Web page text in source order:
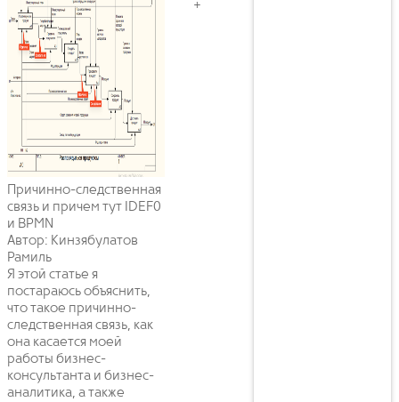
Причинно-следственная
связь и причем тут IDEF0
и BPMN
Автор: Кинзябулатов
Рамиль
Я этой статье я
постараюсь объяснить,
что такое причинно-
следственная связь, как
она касается моей
работы бизнес-
консультанта и бизнес-
аналитика, а также
+